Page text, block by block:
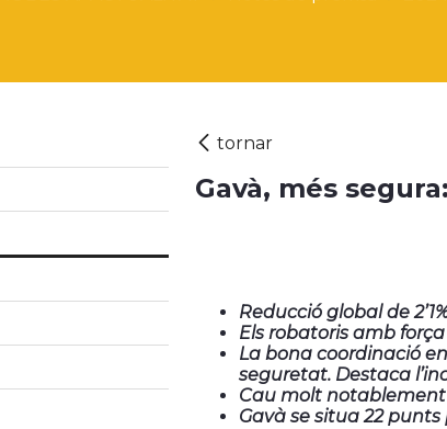
Gavà, més
Reducció global de
Els robatoris amb força
La bona coordinació
seguretat. Destaca
Cau molt notablement
Gavà se situa 22